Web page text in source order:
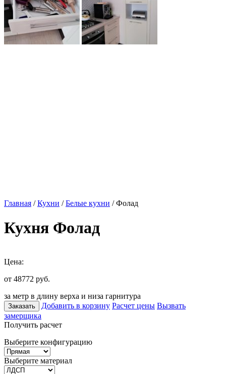
Главная /Кухни /Белые кухни / Фолад
Кухня Фолад
Цена:
от 48772 руб.
за метр в длину верха и низа гарнитура
Заказать Добавить в корзину Расчет цены Вызвать
замерщика
Получить расчет
Выберите конфигурацию
Выберите материал